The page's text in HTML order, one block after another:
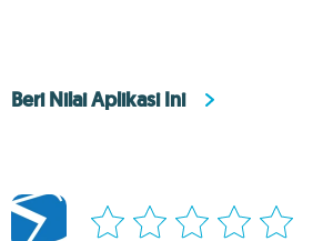
Beri Nilai Aplikasi Ini